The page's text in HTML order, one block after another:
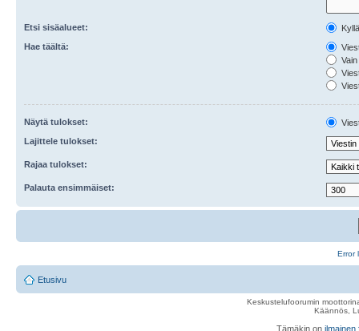
Etsi sisäalueet:
Hae täältä:
Näytä tulokset:
Lajittele tulokset:
Rajaa tulokset:
Palauta ensimmäiset:
Error
Etusivu
Keskustelufoorumin
Käännös,
Tämäkin on ilmainen